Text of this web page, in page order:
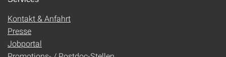
Kontakt & Anfahrt
Presse
Jobportal